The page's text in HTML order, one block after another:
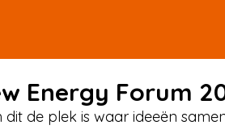
Energy Forum
de plek is waar ideeën